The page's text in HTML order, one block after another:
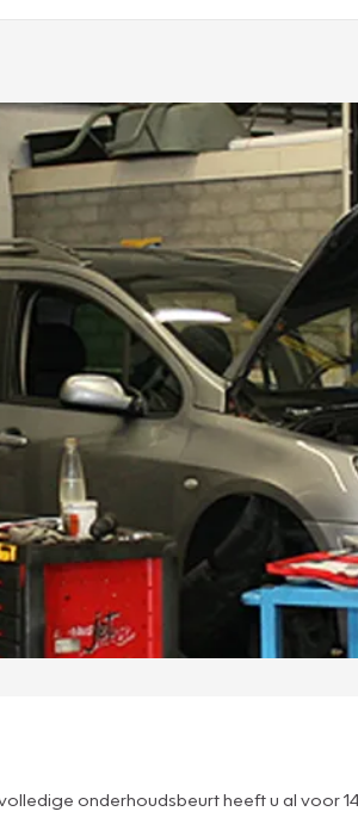
onderhoudsbeurt heeft u al voor